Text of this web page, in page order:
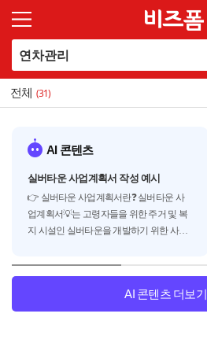
전체 (31)
AI 콘텐츠
실버타운 사업계획서 작성 예시
👉 실버타운 사업계획서란❓ 실버타운 사
업계획서💡는 고령자들을 위한 주거 및 복
지 시설인 실버타운을 개발하기 위한 사업
형으로 분류됩니다.◾ 독립생활형 실버타운
거 시설◾ 케어형 실버타운 : 일부 돌봄이 ...
AI 콘텐츠 더보기